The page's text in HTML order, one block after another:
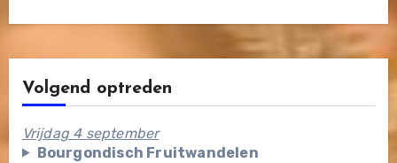
Volgend optreden
Vrijdag 4 september
Bourgondisch Fruitwandelen